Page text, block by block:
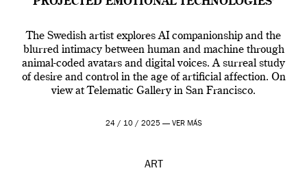
PROJECTED EMOTIONAL TECHNOLOGIES’
The Swedish artist explores AI companionship and the
blurred intimacy between human and machine through
animal-coded avatars and digital voices. A surreal study
of desire and control in the age of artificial affection. On
view at Telematic Gallery in San Francisco.
24 / 10 / 2025 — VER MÁS
ART